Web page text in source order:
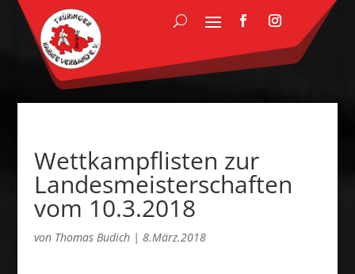
Wettkampflisten zur
Landesmeisterschaften
vom 10.3.2018
von Thomas Budich| 8.März.2018